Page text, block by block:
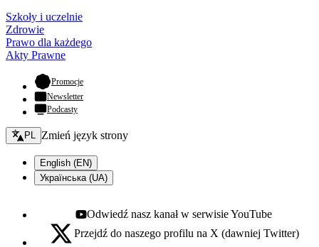
Szkoły i uczelnie
Zdrowie
Prawo dla każdego
Akty Prawne
Promocje- otwiera się w nowej karcie
Newsletter
Podcasty
Zmień język - bieżący:
PL Zmień język strony
English (EN)
Українська (UA)
Youtube - otwiera się w nowej karcie
Odwiedź nasz kanał w serwisie YouTube
X - otwiera się w nowej karcie
Przejdź do naszego profilu na X (dawniej Twitter)